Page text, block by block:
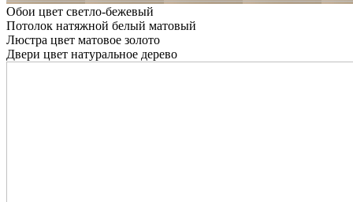
Обои цвет светло-бежевый
Потолок натяжной белый матовый
Люстра цвет матовое золото
Двери цвет натуральное дерево